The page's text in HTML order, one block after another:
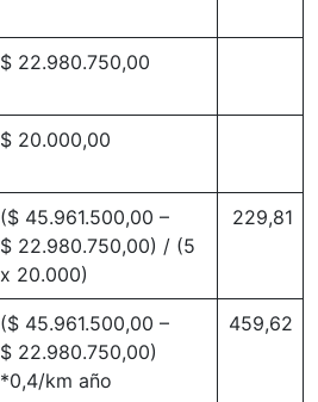
$ 22.980.750,00
$ 20.000,00
($ 45.961.500,00 –
$ 22.980.750,00) / (5
x 20.000)
229,81
($ 45.961.500,00 –
$ 22.980.750,00)
*0,4/km año
459,62